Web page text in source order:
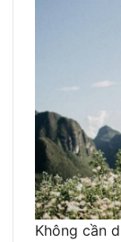
Không cần